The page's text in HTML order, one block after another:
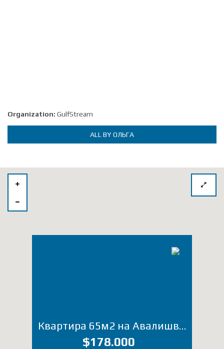
Organization: GulfStream
ALL BY ОЛЬГА
Квартира 65м2 на Авалишвили (Лот Т019ДЗ)
$178.000